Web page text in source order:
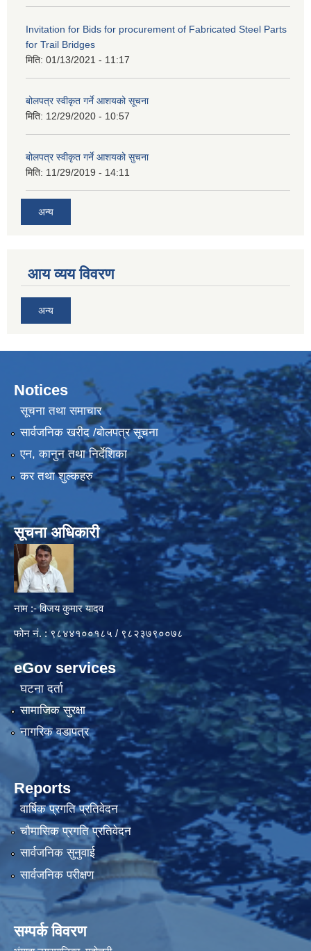
Invitation for Bids for procurement of Fabricated Steel Parts
for Trail Bridges
मिति: 01/13/2021 - 11:17
बोलपत्र स्वीकृत गर्ने आशयको सूचना
मिति: 12/29/2020 - 10:57
बोलपत्र स्वीकृत गर्ने आशयको सुचना
मिति: 11/29/2019 - 14:11
अन्य
आय व्यय विवरण
अन्य
Notices
सूचना तथा समाचार
सार्वजनिक खरीद /बोलपत्र सूचना
एन, कानुन तथा निर्देशिका
कर तथा शुल्कहरु
सूचना अधिकारी
नाम :- विजय कुमार यादव
फोन नं. : ९८४४१००१८५ / ९८२३७९००७८
eGov services
घटना दर्ता
सामाजिक सुरक्षा
नागरिक वडापत्र
Reports
वार्षिक प्रगति प्रतिवेदन
चौमासिक प्रगति प्रतिवेदन
सार्वजनिक सुनुवाई
सार्वजनिक परीक्षण
सम्पर्क विवरण